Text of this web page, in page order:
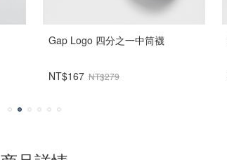
Gap Logo 四分之一中筒襪
NT$167 NT$279